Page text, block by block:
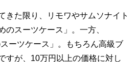
きた限り、リモワやサムソナイト
のスーツケース」。一方、
ーツケース」。もちろん高級ブ
すが、10万円以上の価格に対し